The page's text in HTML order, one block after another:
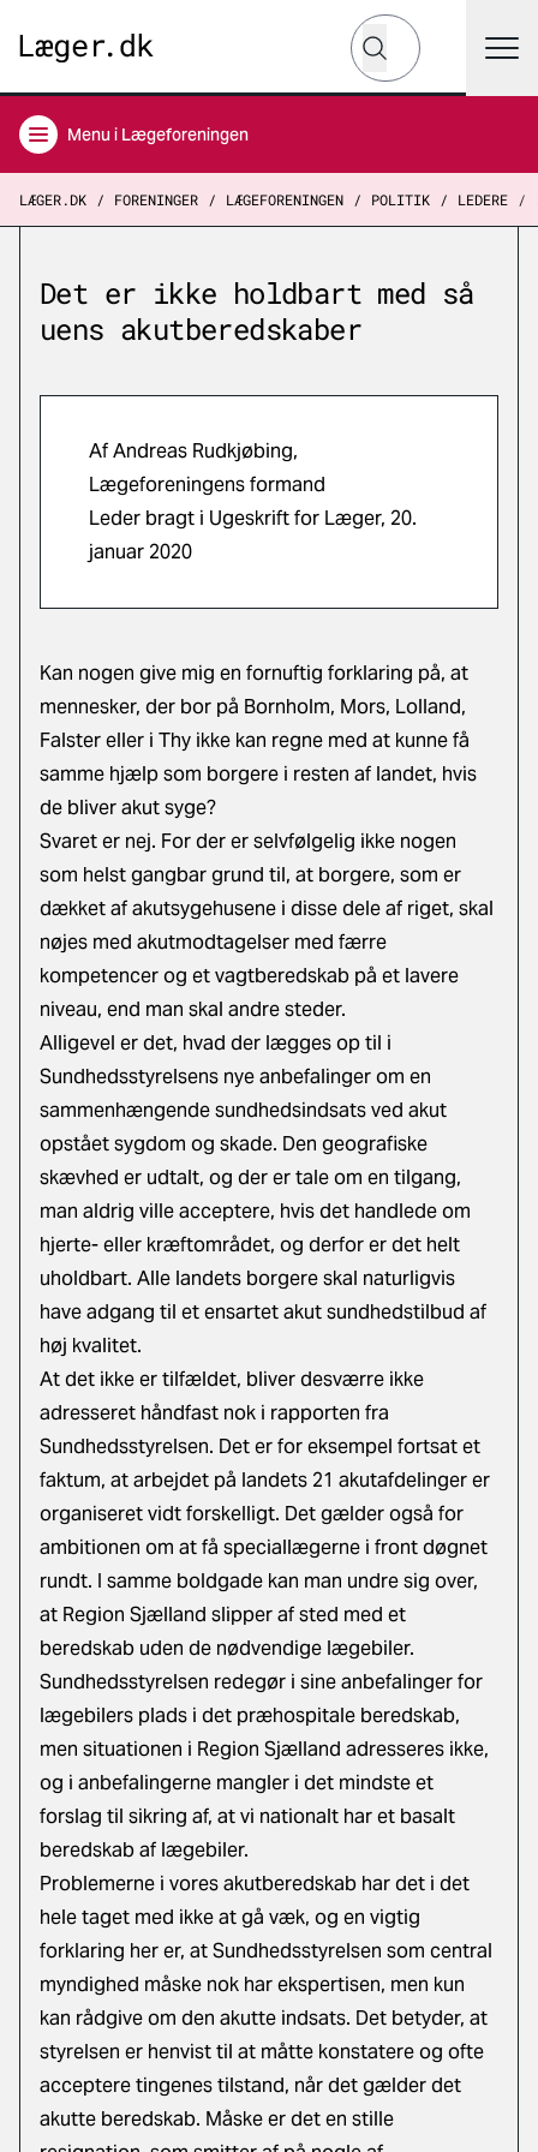
Hvad leder du efter?
Søg
Menu i Lægeforeningen
LÆGER.DK FORENINGER LÆGEFORENINGEN POLITIK LEDERE
Det er ikke holdbart med så
uens akutberedskaber
Af Andreas Rudkjøbing,
Lægeforeningens formand
Leder bragt i Ugeskrift for Læger, 20.
januar 2020
Kan nogen give mig en fornuftig forklaring på, at
mennesker, der bor på Bornholm, Mors, Lolland,
Falster eller i Thy ikke kan regne med at kunne få
samme hjælp som borgere i resten af landet, hvis
de bliver akut syge?
Svaret er nej. For der er selvfølgelig ikke nogen
som helst gangbar grund til, at borgere, som er
dækket af akutsygehusene i disse dele af riget, skal
nøjes med akutmodtagelser med færre
kompetencer og et vagtberedskab på et lavere
niveau, end man skal andre steder.
Alligevel er det, hvad der lægges op til i
Sundhedsstyrelsens nye anbefalinger om en
sammenhængende sundhedsindsats ved akut
opstået sygdom og skade. Den geografiske
skævhed er udtalt, og der er tale om en tilgang,
man aldrig ville acceptere, hvis det handlede om
hjerte- eller kræftområdet, og derfor er det helt
uholdbart. Alle landets borgere skal naturligvis
have adgang til et ensartet akut sundhedstilbud af
høj kvalitet.
At det ikke er tilfældet, bliver desværre ikke
adresseret håndfast nok i rapporten fra
Sundhedsstyrelsen. Det er for eksempel fortsat et
faktum, at arbejdet på landets 21 akutafdelinger er
organiseret vidt forskelligt. Det gælder også for
ambitionen om at få speciallægerne i front døgnet
rundt. I samme boldgade kan man undre sig over,
at Region Sjælland slipper af sted med et
beredskab uden de nødvendige lægebiler.
Sundhedsstyrelsen redegør i sine anbefalinger for
lægebilers plads i det præhospitale beredskab,
men situationen i Region Sjælland adresseres ikke,
og i anbefalingerne mangler i det mindste et
forslag til sikring af, at vi nationalt har et basalt
beredskab af lægebiler.
Problemerne i vores akutberedskab har det i det
hele taget med ikke at gå væk, og en vigtig
forklaring her er, at Sundhedsstyrelsen som central
myndighed måske nok har ekspertisen, men kun
kan rådgive om den akutte indsats. Det betyder, at
styrelsen er henvist til at måtte konstatere og ofte
acceptere tingenes tilstand, når det gælder det
akutte beredskab. Måske er det en stille